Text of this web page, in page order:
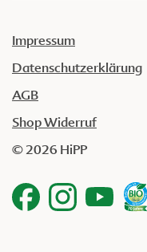
Impressum
Datenschutzerklärung
AGB
Shop Widerruf
© 2026 HiPP